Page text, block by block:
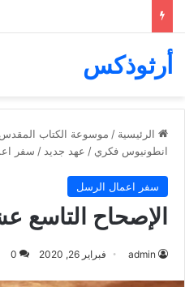
أرثوذكس
الرئيسية / موسوعة الكتاب المقدس
انطونيوس فكري / عهد جديد / سفر
سفر اعمال الرسل
الإصحاح التاسع
admin فبراير 26, 2020 0